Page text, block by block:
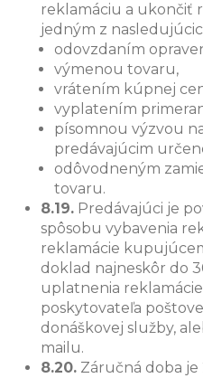
reklamáciu a ukončiť
jedným z
odovzdaním
výmenou tovaru,
vrátením kúpnej
vyplatením
písomnou výzvou
predávajúcim
odôvodneným
tovaru.
8.19. Predávajúci je
spôsobu vybavenia
reklamácie
doklad najneskôr do
uplatnenia
poskytovateľa
donáškovej služby,
mailu.
8.20. Záručná doba je